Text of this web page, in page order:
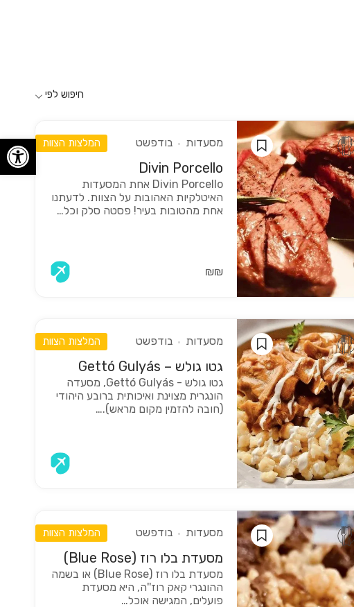
חיפוש לפי
מסעדות בודפשט המלצות הצוות
Divin Porcello
Divin Porcello אחת המסעדות
האיטלקיות האהובות על הצוות. לדעתנו
אחת מהטובות בעיר! פסטה סלק וכל…
₪₪
מסעדות בודפשט המלצות הצוות
גטו גולש – Gettó Gulyás
גטו גולש - Gettó Gulyás, מסעדה
הונגרית מצוינת ואיכותית ברובע היהודי
(חובה להזמין מקום מראש).…
מסעדות בודפשט המלצות הצוות
מסעדת בלו רוז (Blue Rose)
מסעדת בלו רוז (Blue Rose) או בשמה
ההונגרי קאק רוז''ה, היא מסעדת
פועלים, המגישה אוכל…